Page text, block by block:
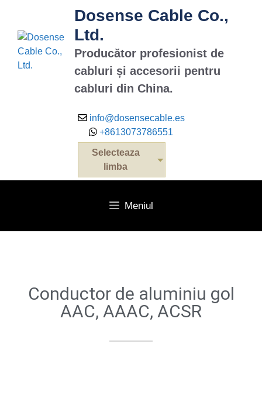
Dosense Cable Co.,
Ltd.
Producător profesionist de
cabluri și accesorii pentru
cabluri din China.
info@dosensecable.es
+8613073786551
Selecteaza
limba
Meniul
Conductor de aluminiu gol
AAC, AAAC, ACSR